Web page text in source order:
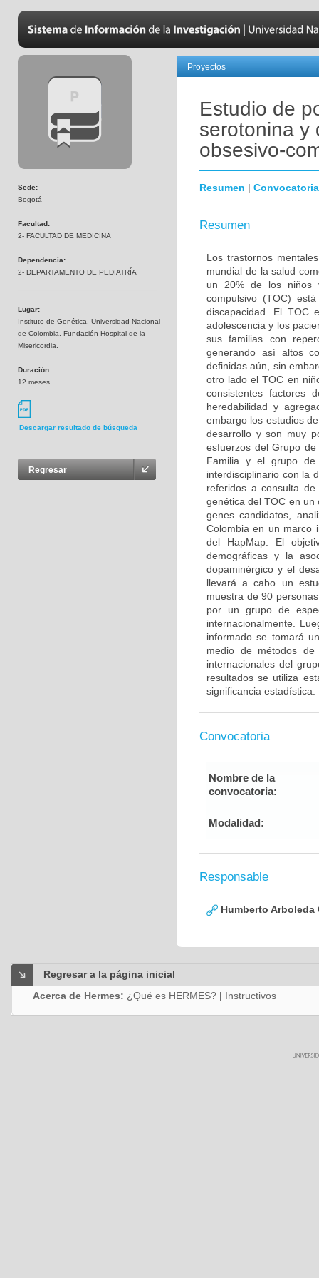
Sede:
Bogotá
Facultad:
2- FACULTAD DE MEDICINA
Dependencia:
2- DEPARTAMENTO DE PEDIATRÍA
Lugar:
Instituto de Genética. Universidad Nacional
de Colombia. Fundación Hospital de la
Misericordia.
Duración:
12 meses
Descargar resultado de búsqueda
Regresar
Proyectos
Estudio de
serotonina y
obsesivo-
Resumen | Convocatoria
Resumen
Los trastornos
mundial de la salud
un 20% de los niños
compulsivo (TOC)
discapacidad. El TOC
adolescencia y los
sus familias con
generando así altos
definidas aún, sin
otro lado el TOC en
consistentes factores
heredabilidad y
embargo los estudios
desarrollo y son muy
esfuerzos del Grupo
Familia y el grupo de
interdisciplinario con la
referidos a consulta
genética del TOC en un
genes candidatos,
Colombia en un marco
del HapMap. El
demográficas y la
dopaminérgico y el
llevará a cabo un
muestra de 90
por un grupo de
internacionalmente.
informado se tomará
medio de métodos de
internacionales del
resultados se utiliza
significancia estadística.
Convocatoria
Nombre de la
convocatoria:
Modalidad:
Responsable
Humberto Arboleda
Regresar a la página inicial
Acerca de Hermes: ¿Qué es HERMES? | Instructivos